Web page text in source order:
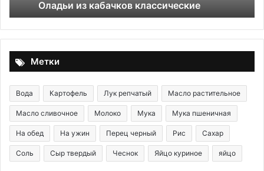
Оладьи из кабачков классические
и
Метки
Вода Картофель Лук репчатый Масло растительное
Масло сливочное Молоко Мука Мука пшеничная
На обед На ужин Перец черный Рис Сахар
Соль Сыр твердый Чеснок Яйцо куриное яйцо